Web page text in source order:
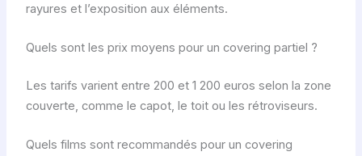
rayures et l’exposition aux éléments.
Quels sont les prix moyens pour un covering partiel ?
Les tarifs varient entre 200 et 1 200 euros selon la zone
couverte, comme le capot, le toit ou les rétroviseurs.
Quels films sont recommandés pour un covering